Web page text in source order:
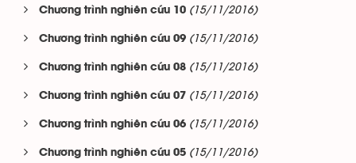
Chương trình nghiên cứu 10 (15/11/2016)
Chương trình nghiên cứu 09 (15/11/2016)
Chương trình nghiên cứu 08 (15/11/2016)
Chương trình nghiên cứu 07 (15/11/2016)
Chương trình nghiên cứu 06 (15/11/2016)
Chương trình nghiên cứu 05 (15/11/2016)